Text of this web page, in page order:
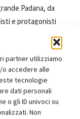
partner utilizziamo
accedere alle
tecnologie
dati personali
o gli ID univoci su
Non
Padana, da
e protagonisti
e
generazioni.
Padana